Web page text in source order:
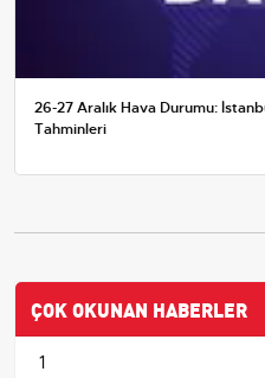
26-27 Aralık Hava Durumu:
Tahminleri
ÇOK OKUNAN HABERLER
1